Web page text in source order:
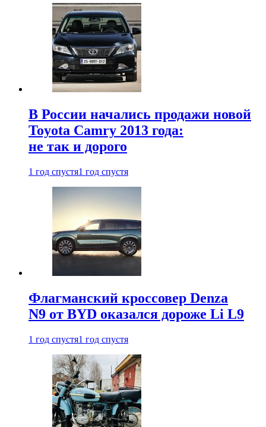
В России начались продажи новой
Toyota Camry 2013 года:
не так и дорого
1 год спустя1 год спустя
Флагманский кроссовер Denza
N9 от BYD оказался дороже Li L9
1 год спустя1 год спустя